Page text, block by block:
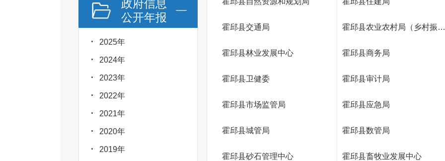
政府信息
公开年报
2025年
2024年
2023年
2022年
2021年
2020年
2019年
霍邱县交通局 霍邱县农业农村局（乡村振兴局）
霍邱县林业发展中心 霍邱县商务局
霍邱县卫健委 霍邱县审计局
霍邱县市场监管局 霍邱县应急局
霍邱县城管局 霍邱县数管局
霍邱县砂石管理中心 霍邱县畜牧业发展中心